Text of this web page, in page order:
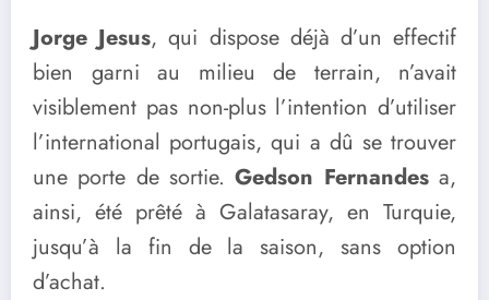
Jorge Jesus, qui dispose déjà d’un effectif
bien garni au milieu de terrain, n’avait
visiblement pas non-plus l’intention d’utiliser
l’international portugais, qui a dû se trouver
une porte de sortie.Gedson Fernandesa,
ainsi, été prêté à Galatasaray, en Turquie,
jusqu’à la fin de la saison, sans option
d’achat.